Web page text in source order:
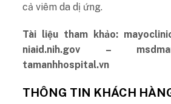
cả viêm da dị ứng.
Tài liệu tham khảo:
niaid.nih.gov –
tamanhhospital.vn
THÔNG TIN KHÁCH